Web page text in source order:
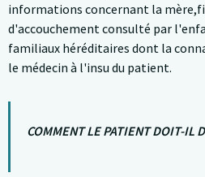
informations concernant la
d'accouchement consulté par
familiaux héréditaires dont la
le médecin à l'insu du patient.
COMMENT LE PATIENT DOIT-IL